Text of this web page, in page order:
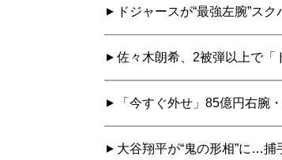
ドジャースが“最強左腕”ス
佐々木朗希、2被弾以上で「
「今すぐ外せ」85億円右腕
大谷翔平が“鬼の形相”に…捕